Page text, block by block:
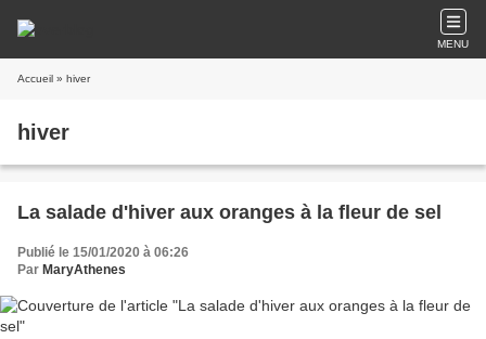
MENU
Accueil » hiver
hiver
La salade d'hiver aux oranges à la fleur de sel
Publié le 15/01/2020 à 06:26
Par MaryAthenes